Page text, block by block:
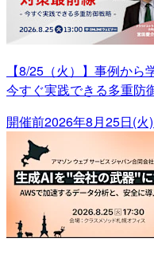
【8/25（火）】事例か
今すぐ実践できる多重防
開催前2026年8月25日(火